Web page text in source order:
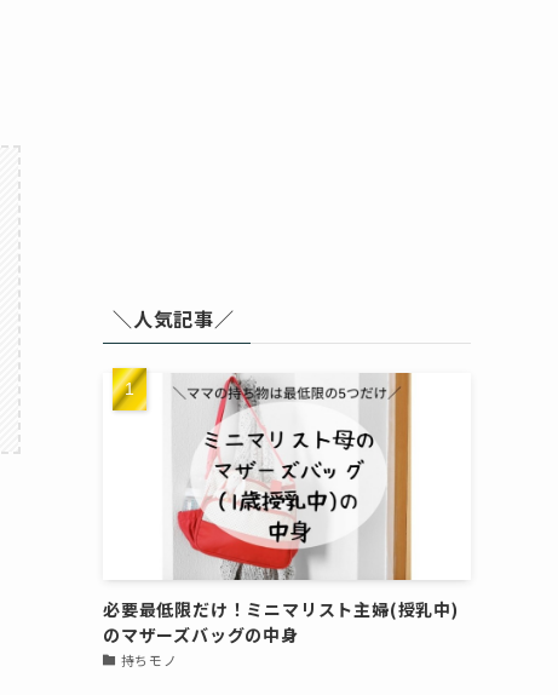
＼人気記事／
必要最低限だけ！ミニマリスト主婦(授乳中)
のマザーズバッグの中身
持ちモノ